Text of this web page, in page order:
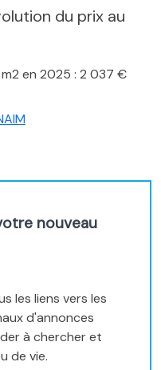
du prix au
m2 en 2025 : 2 037 €
nouveau
les liens vers les
d'annonces
à chercher et
de vie.